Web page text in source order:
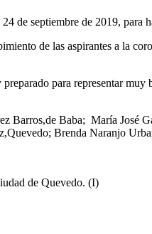
de septiembre de 2019, para
de las aspirantes a la
para representar
Barros,de Baba; María José
Brenda Naranjo
de Quevedo. (I)